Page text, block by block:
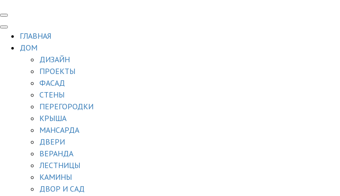
ГЛАВНАЯ
ДОМ
ДИЗАЙН
ПРОЕКТЫ
ФАСАД
СТЕНЫ
ПЕРЕГОРОДКИ
КРЫША
МАНСАРДА
ДВЕРИ
ВЕРАНДА
ЛЕСТНИЦЫ
КАМИНЫ
ДВОР И САД